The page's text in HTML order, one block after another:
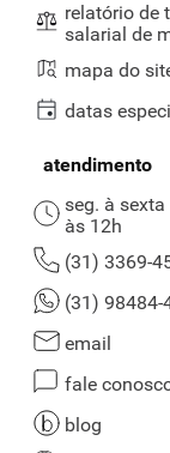
relatório de
salarial de
mapa do
datas
atendimento
seg. à
às 12h
(31) 3369-
(31) 98484-
email
fale
blog